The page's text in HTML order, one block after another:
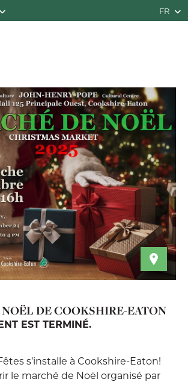
FR
DE COOKSHIRE-EATON
EST TERMINÉ.
s’installe à Cookshire-Eaton!
le marché de Noël organisé par